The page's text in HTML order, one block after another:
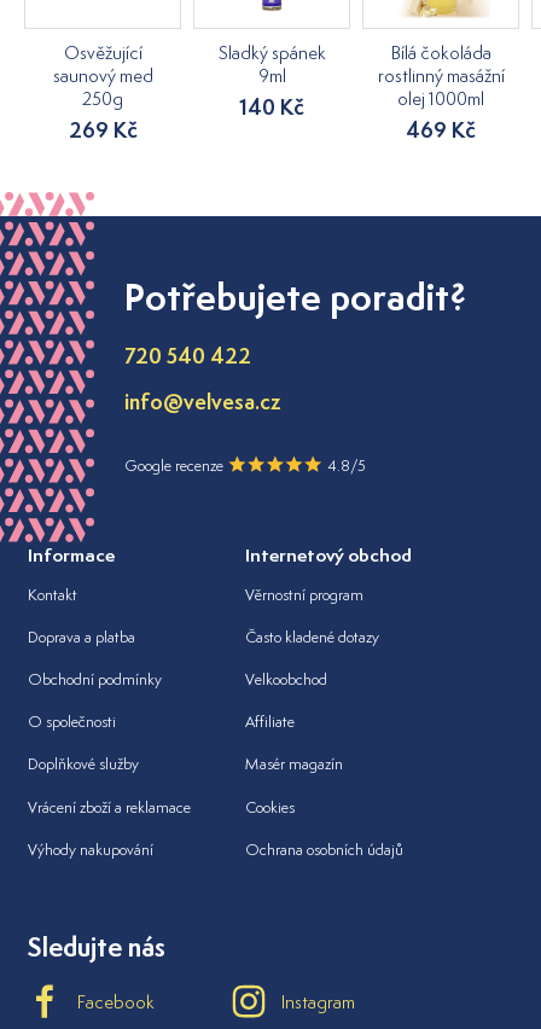
Osvěžující
saunový med
250g
269 Kč
Sladký spánek
9ml
140 Kč
Bílá čokoláda
rostlinný masážní
olej 1000ml
469 Kč
Potřebujete poradit?
720 540 422
info@velvesa.cz
Google recenze 4.8/5
Informace
Kontakt
Doprava a platba
Obchodní podmínky
O společnosti
Doplňkové služby
Vrácení zboží a reklamace
Výhody nakupování
Internetový obchod
Věrnostní program
Často kladené dotazy
Velkoobchod
Affiliate
Masér magazín
Cookies
Ochrana osobních údajů
Sledujte nás
Facebook Instagram